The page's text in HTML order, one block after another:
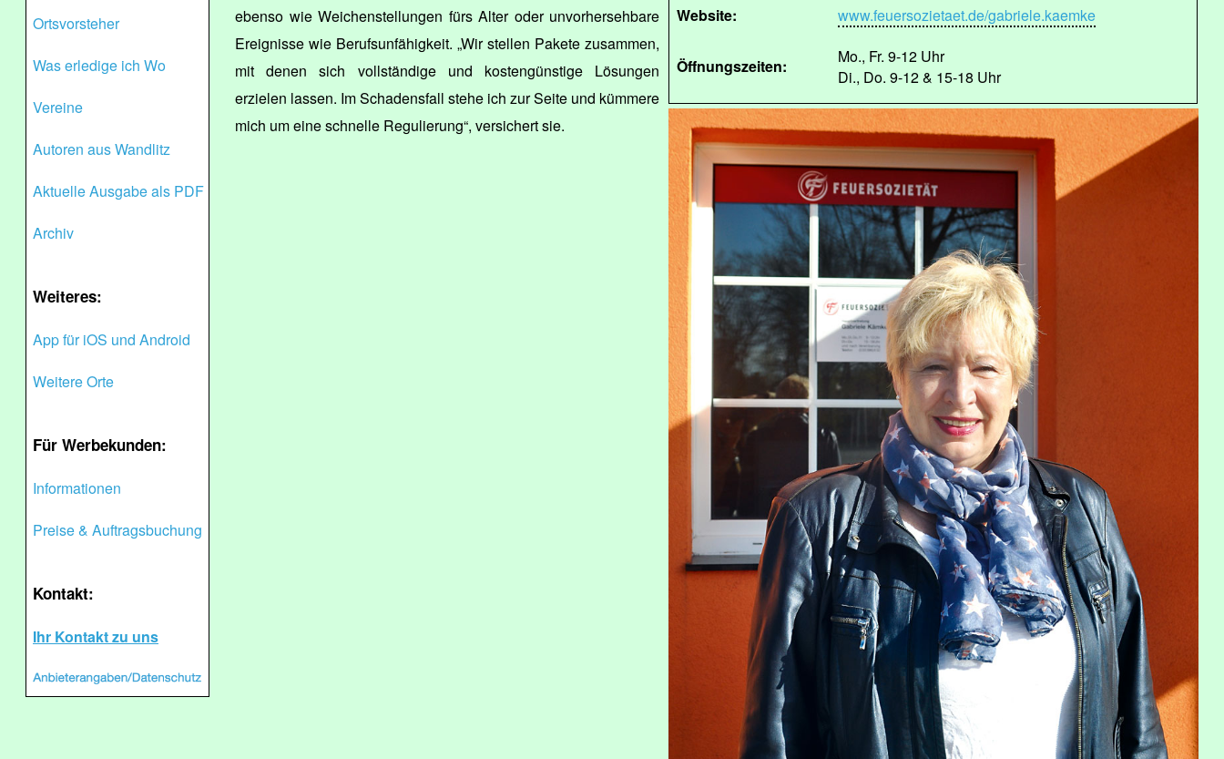
Ortsvorsteher
Was erledige ich Wo
Vereine
Autoren aus Wandlitz
Aktuelle Ausgabe als PDF
Archiv
Weiteres:
App für iOS und Android
Weitere Orte
Für Werbekunden:
Informationen
Preise & Auftragsbuchung
Kontakt:
Ihr Kontakt zu uns
Website:
www.feuersozietaet.de/gabriele.kaemke
Öffnungszeiten:
Mo., Fr. 9-12 Uhr
Di., Do. 9-12 & 15-18 Uhr
ebenso wie Weichenstellungen fürs Alter oder unvorhersehbare
Ereignisse wie Berufsunfähigkeit. „Wir stellen Pakete zusammen,
mit denen sich vollständige und kostengünstige Lösungen
erzielen lassen. Im Schadensfall stehe ich zur Seite und kümmere
mich um eine schnelle Regulierung“, versichert sie.